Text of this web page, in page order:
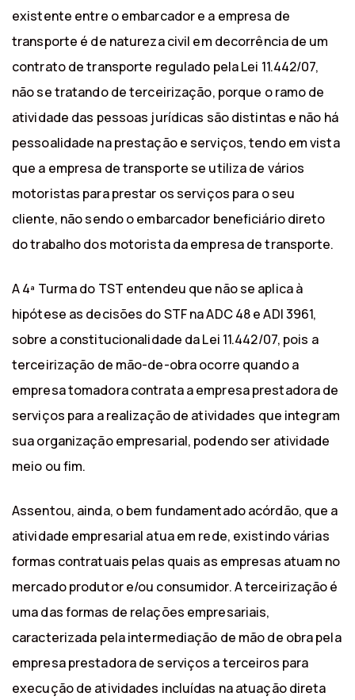
existente entre o embarcador e a empresa de
transporte é de natureza civil em decorrência de um
contrato de transporte regulado pela Lei 11.442/07,
não se tratando de terceirização, porque o ramo de
atividade das pessoas jurídicas são distintas e não há
pessoalidade na prestação e serviços, tendo em vista
que a empresa de transporte se utiliza de vários
motoristas para prestar os serviços para o seu
cliente, não sendo o embarcador beneficiário direto
do trabalho dos motorista da empresa de transporte.
A 4ª Turma do TST entendeu que não se aplica à
hipótese as decisões do STF na ADC 48 e ADI 3961,
sobre a constitucionalidade da Lei 11.442/07, pois a
terceirização de mão-de-obra ocorre quando a
empresa tomadora contrata a empresa prestadora de
serviços para a realização de atividades que integram
sua organização empresarial, podendo ser atividade
meio ou fim.
Assentou, ainda, o bem fundamentado acórdão, que a
atividade empresarial atua em rede, existindo várias
formas contratuais pelas quais as empresas atuam no
mercado produtor e/ou consumidor. A terceirização é
uma das formas de relações empresariais,
caracterizada pela intermediação de mão de obra pela
empresa prestadora de serviços a terceiros para
execução de atividades incluídas na atuação direta